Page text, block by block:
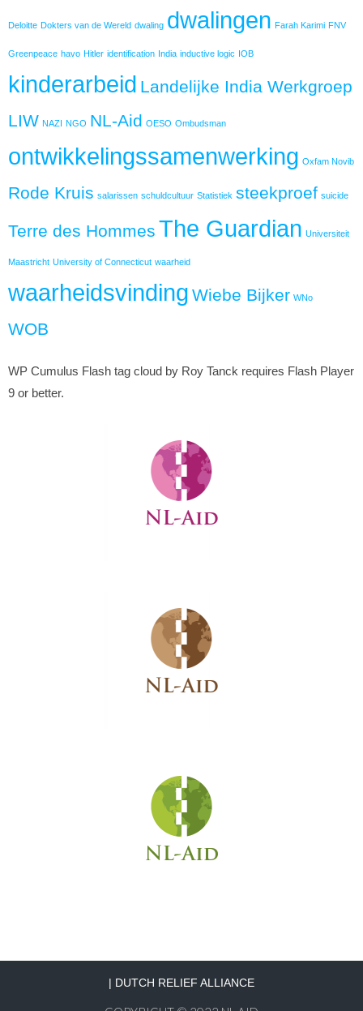
Deloitte Dokters van de Wereld dwaling dwalingen Farah Karimi FNV
Greenpeace havo Hitler identification India inductive logic IOB
kinderarbeid Landelijke India Werkgroep
LIW NAZI NGO NL-Aid OESO Ombudsman
ontwikkelingssamenwerking Oxfam Novib
Rode Kruis salarissen schuldcultuur Statistiek steekproef suicide
Terre des Hommes The Guardian Universiteit
Maastricht University of Connecticut waarheid
waarheidsvinding Wiebe Bijker WNo
WOB
WP Cumulus Flash tag cloud by Roy Tanck requires Flash Player
9 or better.
| DUTCH RELIEF ALLIANCE